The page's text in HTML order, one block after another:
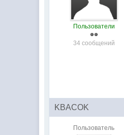
Пользователи
34 сообщений
KBACOK
Пользователь